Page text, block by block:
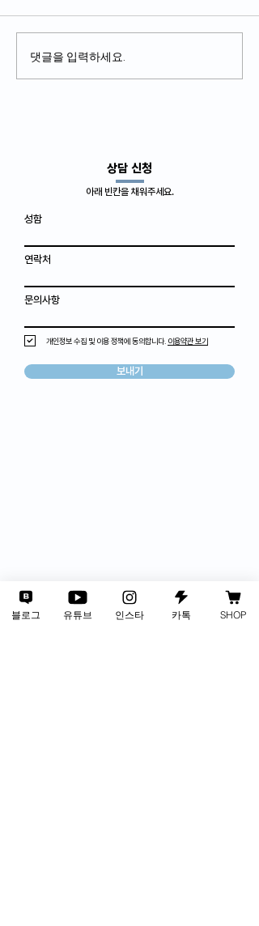
댓글을 입력하세요.
​상담 신청
아래 빈칸을 채워주세요.
성함
연락처
문의사항
개인정보 수집 및 이용 정책에 동의합니다. 이용약관 보기
보내기
블로그 유튜브 인스타 카톡 SHOP